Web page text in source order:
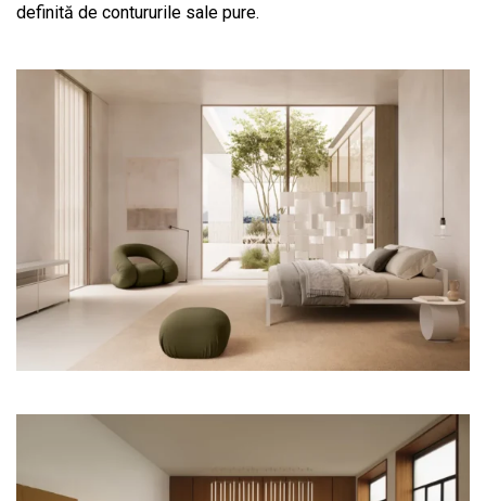
definită de contururile sale pure.